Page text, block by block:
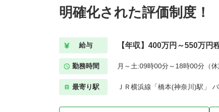
明確化された評価制度！
給与 【年収】400万円～550万円
勤務時間 月～土:09時00分～18時00分（休
最寄り駅 ＪＲ横浜線「橋本(神奈川)駅」